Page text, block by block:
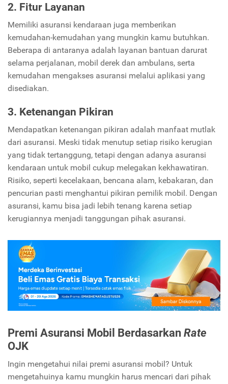
2. Fitur Layanan
Memiliki asuransi kendaraan juga memberikan
kemudahan-kemudahan yang mungkin kamu butuhkan.
Beberapa di antaranya adalah layanan bantuan darurat
selama perjalanan, mobil derek dan ambulans, serta
kemudahan mengakses asuransi melalui aplikasi yang
disediakan.
3. Ketenangan Pikiran
Mendapatkan ketenangan pikiran adalah manfaat mutlak
dari asuransi. Meski tidak menutup setiap risiko kerugian
yang tidak tertanggung, tetapi dengan adanya asuransi
kendaraan untuk mobil cukup melegakan kekhawatiran.
Risiko, seperti kecelakaan, bencana alam, kebakaran, dan
pencurian pasti menghantui pikiran pemilik mobil. Dengan
asuransi, kamu bisa jadi lebih tenang karena setiap
kerugiannya menjadi tanggungan pihak asuransi.
Premi Asuransi Mobil BerdasarkanRate
OJK
Ingin mengetahui nilai premi asuransi mobil? Untuk
mengetahuinya kamu mungkin harus mencari dari pihak